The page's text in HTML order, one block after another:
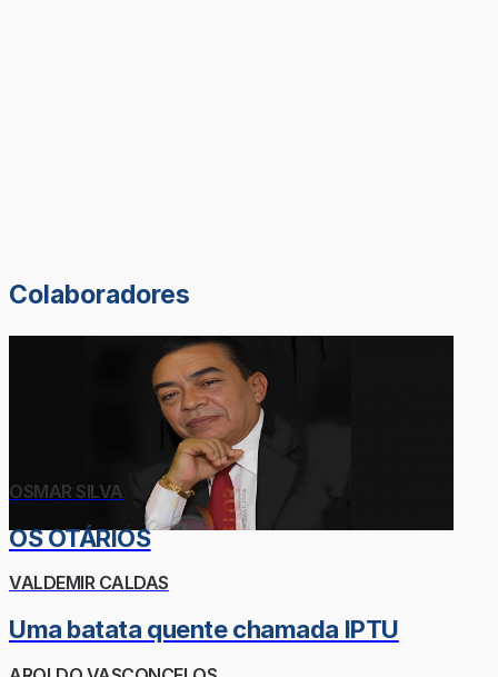
Colaboradores
OSMAR SILVA
OS OTÁRIOS
VALDEMIR CALDAS
Uma batata quente chamada IPTU